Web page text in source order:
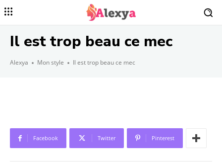
Il est trop beau ce mec
Alexya Mon style Il est trop beau ce mec
Facebook Twitter Pinterest